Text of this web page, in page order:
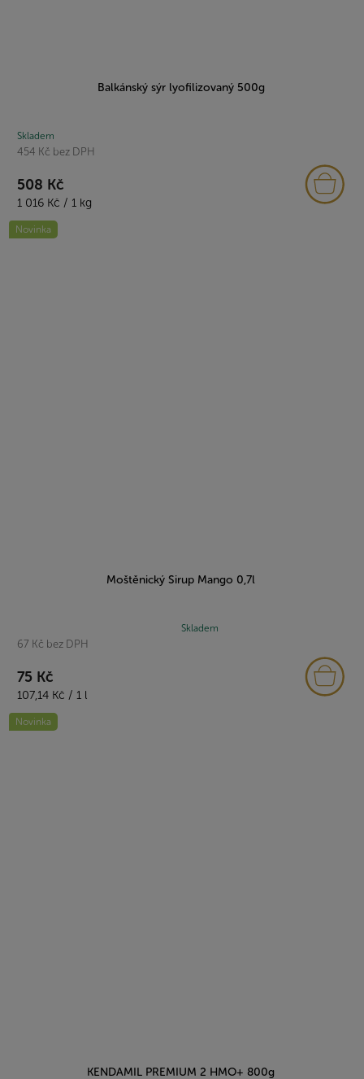
Balkánský sýr lyofilizovaný 500g
Skladem
454 Kč bez DPH
508 Kč
Měrná
cena:
1 016 Kč / 1 kg
Novinka
Moštěnický Sirup Mango 0,7l
hodnocení
je
5,0
z
5
Skladem
67 Kč bez DPH
75 Kč
Měrná
cena:
107,14 Kč / 1 l
Novinka
KENDAMIL PREMIUM 2 HMO+ 800g